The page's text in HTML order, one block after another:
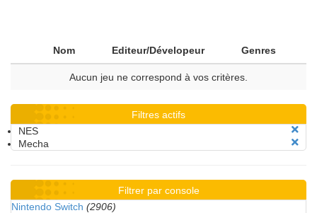
Nom Editeur/Dévelopeur Genres
Aucun jeu ne correspond à vos critères.
Filtres actifs
NES
Mecha
Filtrer par console
Nintendo Switch (2906)